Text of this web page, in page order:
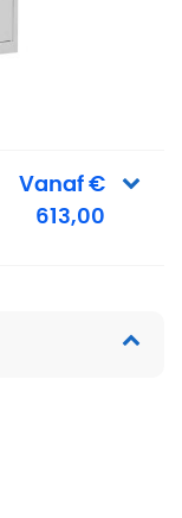
delig
Vanaf €
613,00